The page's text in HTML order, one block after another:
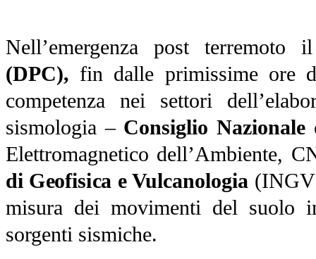
Nell’emergenza post
(DPC), fin dalle primissime ore
competenza nei settori
sismologia – Consiglio Nazionale
Elettromagnetico dell’Ambiente,
di Geofisica e Vulcanologia
misura dei movimenti del suolo
sorgenti sismiche.